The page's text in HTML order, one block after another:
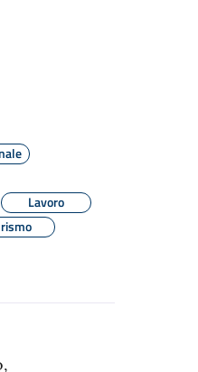
Lavoro